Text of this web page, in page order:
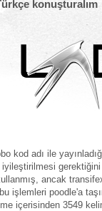
konuşturalım
kod adı ile
ancak
işlemleri poodle'a
içerisinden 3549